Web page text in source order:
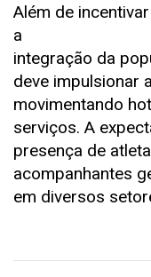
Além de
a
integração da
deve impulsionar
movimentando
serviços. A
presença de
acompanhantes
em diversos